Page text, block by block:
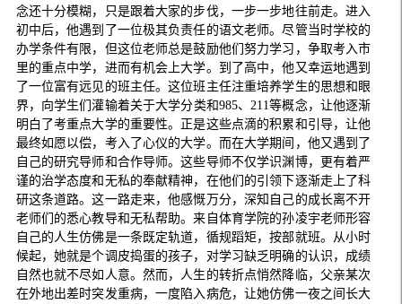
念还十分模糊，只是跟着大家的步伐，一步一步地往前走。进入
初中后，他遇到了一位极其负责任的语文老师。尽管当时学校的
办学条件有限，但这位老师总是鼓励他们努力学习，争取考入市
里的重点中学，进而有机会上大学。到了高中，他又幸运地遇到
了一位富有远见的班主任。这位班主任注重培养学生的思想和眼
界，向学生们灌输着关于大学分类和985、211等概念，让他逐渐
明白了考重点大学的重要性。正是这些点滴的积累和引导，让他
最终如愿以偿，考入了心仪的大学。而在大学期间，他又遇到了
自己的研究导师和合作导师。这些导师不仅学识渊博，更有着严
谨的治学态度和无私的奉献精神，在他们的引领下逐渐走上了科
研这条道路。这一路走来，他感慨万分，深知自己的成长离不开
老师们的悉心教导和无私帮助。来自体育学院的孙凌宇老师形容
自己的人生仿佛是一条既定轨道，循规蹈矩，按部就班。从小时
候起，她就是个调皮捣蛋的孩子，对学习缺乏明确的认识，成绩
自然也就不尽如人意。然而，人生的转折点悄然降临，父亲某次
在外地出差时突发重病，一度陷入病危，让她仿佛一夜之间长大